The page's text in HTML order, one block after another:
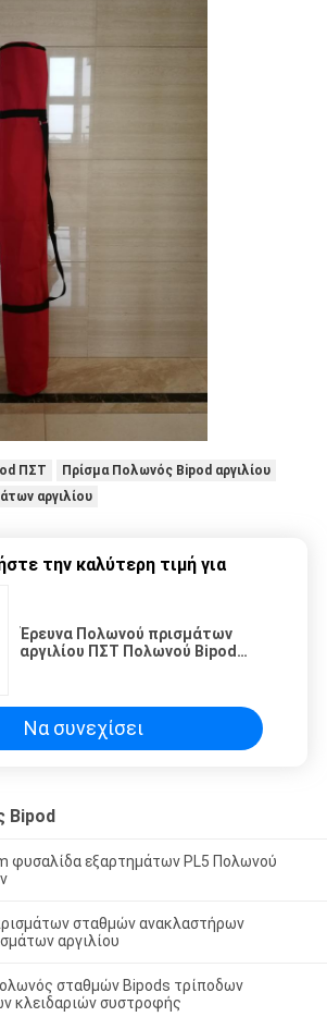
ΠΣΤ
Πρίσμα Πολωνός Bipod αργιλίου
αργιλίου
την καλύτερη τιμή για
Έρευνα Πολωνού πρισμάτων
αργιλίου ΠΣΤ Πολωνού Bipod
Να συνεχίσει
Bipod
φυσαλίδα εξαρτημάτων PL5 Πολωνού
σταθμών ανακλαστήρων
αργιλίου
σταθμών Bipods τρίποδων
κλειδαριών συστροφής